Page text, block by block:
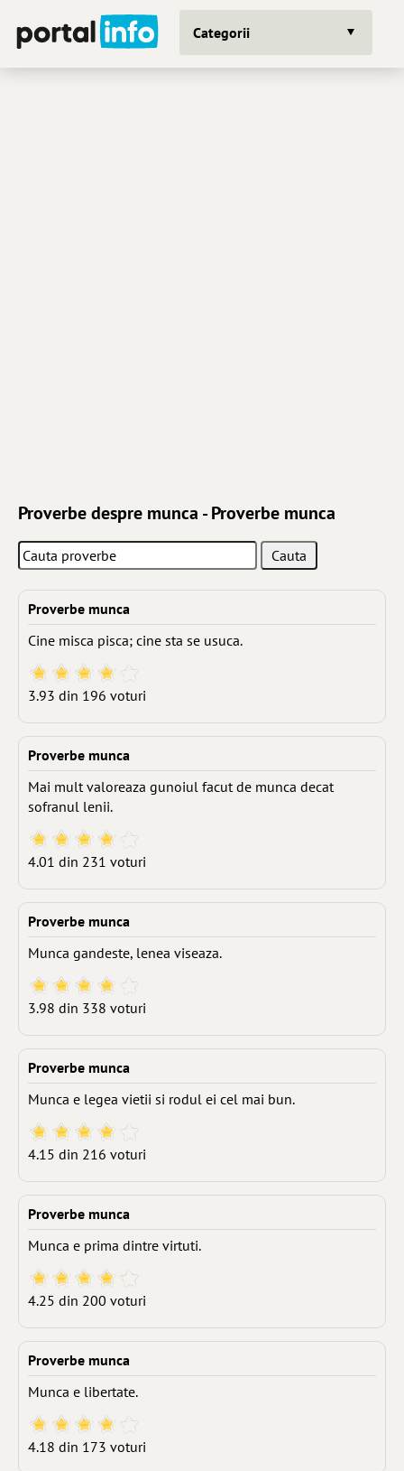
Categorii
Proverbe despre munca - Proverbe munca
Proverbe munca
Cine misca pisca; cine sta se usuca.
3.93 din 196 voturi
Proverbe munca
Mai mult valoreaza gunoiul facut de munca decat
sofranul lenii.
4.01 din 231 voturi
Proverbe munca
Munca gandeste, lenea viseaza.
3.98 din 338 voturi
Proverbe munca
Munca e legea vietii si rodul ei cel mai bun.
4.15 din 216 voturi
Proverbe munca
Munca e prima dintre virtuti.
4.25 din 200 voturi
Proverbe munca
Munca e libertate.
4.18 din 173 voturi